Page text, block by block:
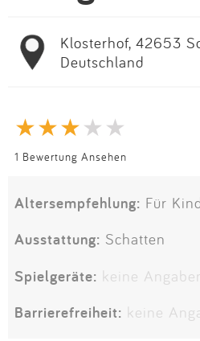
Klosterhof, 42653
Deutschland
1 Bewertung Ansehen
Altersempfehlung: Für
Ausstattung: Schatten
Spielgeräte: keine
Barrierefreiheit: keine